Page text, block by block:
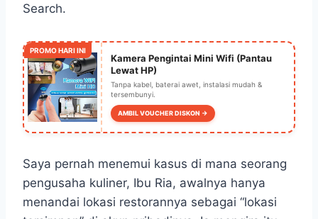
Search.
PROMO HARI INI
Kamera Pengintai Mini Wifi (Pantau
Lewat HP)
Tanpa kabel, baterai awet, instalasi mudah &
tersembunyi.
AMBIL VOUCHER DISKON →
Saya pernah menemui kasus di mana seorang
pengusaha kuliner, Ibu Ria, awalnya hanya
menandai lokasi restorannya sebagai “lokasi